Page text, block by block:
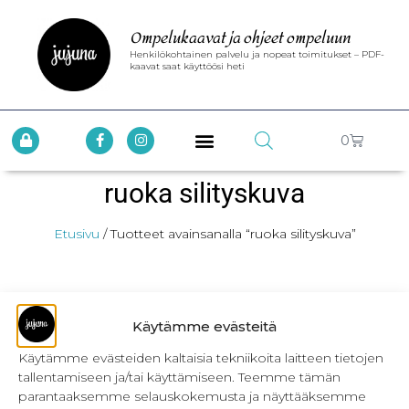
Käytämme evästeitä
Käytämme evästeiden kaltaisia tekniikoita laitteen tietojen
tallentamiseen ja/tai käyttämiseen. Teemme tämän
parantaaksemme selauskokemusta ja näyttääksemme
Ompelukaavat ja ohjeet ompeluun
Henkilökohtainen palvelu ja nopeat toimitukset – PDF-
kaavat saat käyttöösi heti
0
ruoka silityskuva
Etusivu / Tuotteet avainsanalla “ruoka silityskuva”
INFO